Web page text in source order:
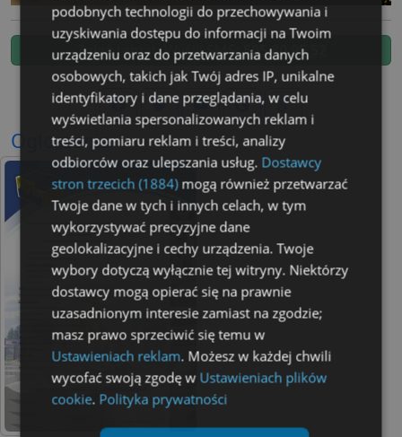
Zgłoś temat. Wyślij SMS:505 80 95 52
Ogłoszenia
podobnych technologii do przechowywania i
uzyskiwania dostępu do informacji na Twoim
urządzeniu oraz do przetwarzania danych
osobowych, takich jak Twój adres IP, unikalne
identyfikatory i dane przeglądania, w celu
wyświetlania spersonalizowanych reklam i
treści, pomiaru reklam i treści, analizy
odbiorców oraz ulepszania usług. Dostawcy
stron trzecich (1884)mogą również przetwarzać
Twoje dane w tych i innych celach, w tym
wykorzystywać precyzyjne dane
geolokalizacyjne i cechy urządzenia. Twoje
wybory dotyczą wyłącznie tej witryny. Niektórzy
dostawcy mogą opierać się na prawnie
uzasadnionym interesie zamiast na zgodzie;
masz prawo sprzeciwić się temu w
Ustawieniach reklam. Możesz w każdej chwili
wycofać swoją zgodę w Ustawieniach plików
cookie. Polityka prywatności